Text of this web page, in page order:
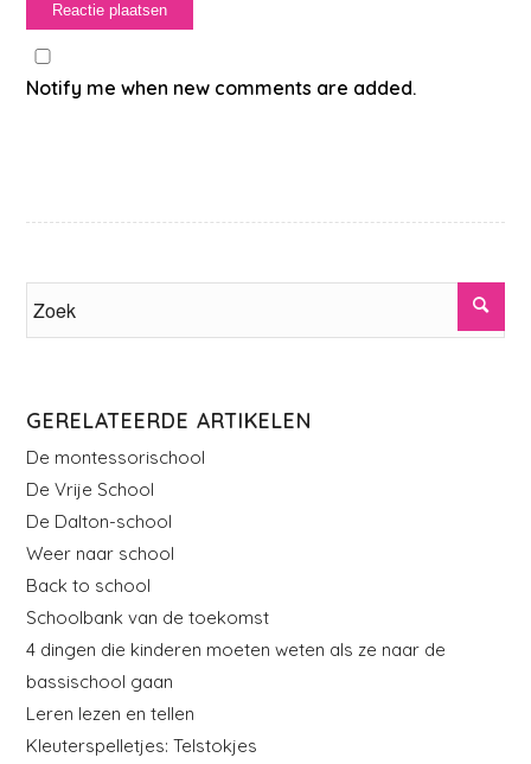
Notify me when new comments are added.
GERELATEERDE ARTIKELEN
De montessorischool
De Vrije School
De Dalton-school
Weer naar school
Back to school
Schoolbank van de toekomst
4 dingen die kinderen moeten weten als ze naar de
bassischool gaan
Leren lezen en tellen
Kleuterspelletjes: Telstokjes